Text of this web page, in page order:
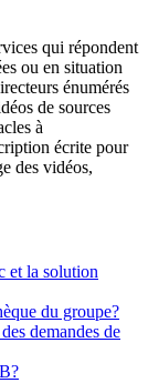
qui répondent
ou en situation
énumérés
de sources
à
écrite pour
des vidéos,
et la solution
du groupe?
demandes de